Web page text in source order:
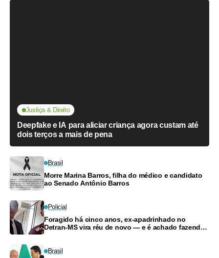
Justiça & Direito
Deepfake e IA para aliciar criança agora custam até
dois terços a mais de pena
Brasil
Morre Marina Barros, filha do médico e candidato
ao Senado Antônio Barros
Policial
Foragido há cinco anos, ex-apadrinhado no
Detran-MS vira réu de novo — e é achado fazendo
Brasil